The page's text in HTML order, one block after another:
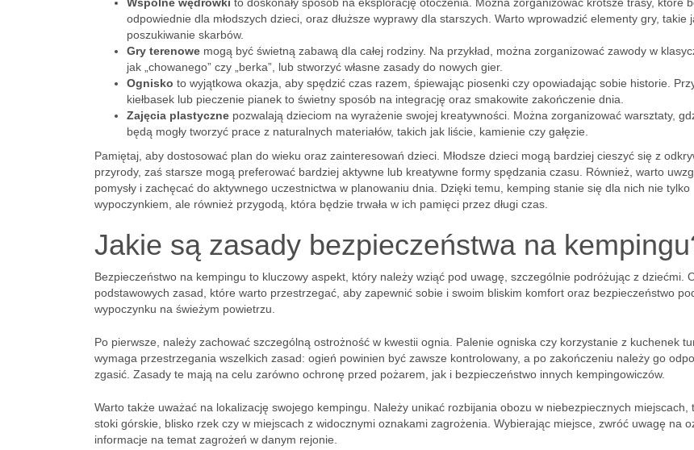
odpowiednie dla młodszych dzieci, oraz dłuższe wyprawy dla starszych. Warto wprowadzić elementy gry, takie
poszukiwanie skarbów.
Gry terenowe mogą być świetną zabawą dla całej rodziny. Na przykład, można zorganizować zawody w
jak „chowanego” czy „berka”, lub stworzyć własne zasady do nowych gier.
Ognisko to wyjątkowa okazja, aby spędzić czas razem, śpiewając piosenki czy opowiadając sobie historie.
kiełbasek lub pieczenie pianek to świetny sposób na integrację oraz smakowite zakończenie dnia.
Zajęcia plastyczne pozwalają dzieciom na wyrażenie swojej kreatywności. Można zorganizować warsztaty,
będą mogły tworzyć prace z naturalnych materiałów, takich jak liście, kamienie czy gałęzie.
Pamiętaj, aby dostosować plan do wieku oraz zainteresowań dzieci. Młodsze dzieci mogą bardziej cieszyć się z
przyrody, zaś starsze mogą preferować bardziej aktywne lub kreatywne formy spędzania czasu. Również, warto
pomysły i zachęcać do aktywnego uczestnictwa w planowaniu dnia. Dzięki temu, kemping stanie się dla nich nie tylko
wypoczynkiem, ale również przygodą, która będzie trwała w ich pamięci przez długi czas.
Jakie są zasady bezpieczeństwa na
Bezpieczeństwo na kempingu to kluczowy aspekt, który należy wziąć pod uwagę, szczególnie podróżując z dziećmi.
podstawowych zasad, które warto przestrzegać, aby zapewnić sobie i swoim bliskim komfort oraz bezpieczeństwo
wypoczynku na świeżym powietrzu.
Po pierwsze, należy zachować szczególną ostrożność w kwestii ognia. Palenie ogniska czy korzystanie z kuchenek
wymaga przestrzegania wszelkich zasad: ogień powinien być zawsze kontrolowany, a po zakończeniu należy go
zgasić. Zasady te mają na celu zarówno ochronę przed pożarem, jak i bezpieczeństwo innych kempingowiczów.
Warto także uważać na lokalizację swojego kempingu. Należy unikać rozbijania obozu w niebezpiecznych miejscach,
stoki górskie, blisko rzek czy w miejscach z widocznymi oznakami zagrożenia. Wybierając miejsce, zwróć uwagę na
informacje na temat zagrożeń w danym rejonie.